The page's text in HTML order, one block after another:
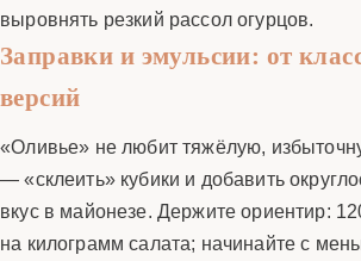
выровнять резкий рассол огурцов.
Заправки и эмульсии: от
версий
«Оливье» не любит тяжёлую,
— «склеить» кубики и добавить
вкус в майонезе. Держите ориентир:
на килограмм салата; начинайте с